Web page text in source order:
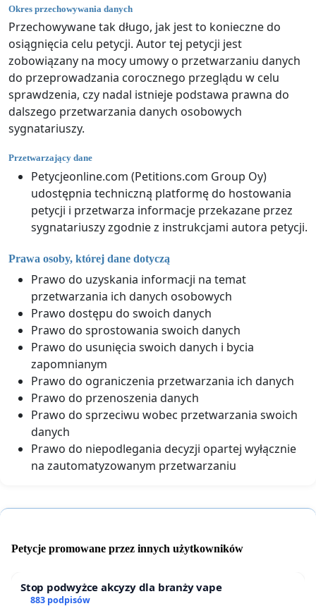
Okres przechowywania danych
Przechowywane tak długo, jak jest to konieczne do
osiągnięcia celu petycji. Autor tej petycji jest
zobowiązany na mocy umowy o przetwarzaniu danych
do przeprowadzania corocznego przeglądu w celu
sprawdzenia, czy nadal istnieje podstawa prawna do
dalszego przetwarzania danych osobowych
sygnatariuszy.
Przetwarzający dane
Petycjeonline.com (Petitions.com Group Oy)
udostępnia techniczną platformę do hostowania
petycji i przetwarza informacje przekazane przez
sygnatariuszy zgodnie z instrukcjami autora petycji.
Prawa osoby, której dane dotyczą
Prawo do uzyskania informacji na temat
przetwarzania ich danych osobowych
Prawo dostępu do swoich danych
Prawo do sprostowania swoich danych
Prawo do usunięcia swoich danych i bycia
zapomnianym
Prawo do ograniczenia przetwarzania ich danych
Prawo do przenoszenia danych
Prawo do sprzeciwu wobec przetwarzania swoich
danych
Prawo do niepodlegania decyzji opartej wyłącznie
na zautomatyzowanym przetwarzaniu
Petycje promowane przez innych użytkowników
Stop podwyżce akcyzy dla branży vape
883 podpisów